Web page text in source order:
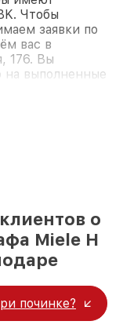
Чтобы
заявки по
вас в
176. Вы
на выполненные
о
Miele H
починке?